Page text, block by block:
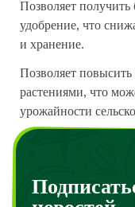
Позволяет
удобрение, что
и хранение.
Позволяет повысить
растениями, что
урожайности
В целом, получение
оно требует
экономических